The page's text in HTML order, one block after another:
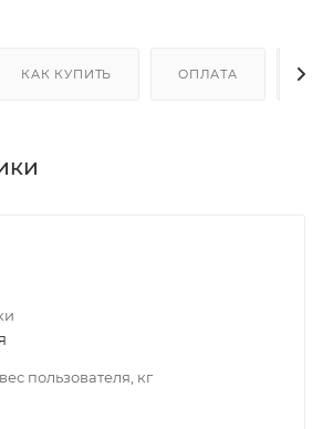
КАК КУПИТЬ ОПЛАТА
пользователя, кг